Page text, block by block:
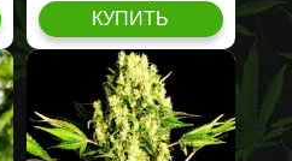
КУПИТЬ